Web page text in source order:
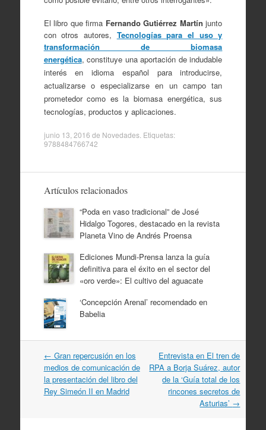
El libro que firma Fernando Gutiérrez Martín junto
con otros autores, Tecnologías para el uso y
transformación de biomasa
energética,constituye una aportación de indudable
interés en idioma español para introducirse,
actualizarse o especializarse en un campo tan
prometedor como es la biomasa energética, sus
tecnologías, productos y aplicaciones.
junio 13, 2016 de Novedades. Etiquetas:
9788484766742
Artículos relacionados
“Poda en vaso tradicional” de José
Hidalgo Togores, destacado en la revista
Planeta Vino de Andrés Proensa
Ediciones Mundi-Prensa lanza la guía
definitiva para el éxito en el sector del
«oro verde»: El cultivo del aguacate
‘Concepción Arenal’ recomendado en
Babelia
Navegación
por
artículos
← Gran repercusión en los
medios de comunicación de
la presentación del libro del
Rey Simeón II en Madrid
Entrevista en El tren de
RPA a Borja Suárez, autor
de la ‘Guía total de los
rincones secretos de
Asturias’ →